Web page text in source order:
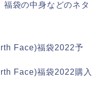
袋の中身などのネタ
Face)福袋2022予
Face)福袋2022購入